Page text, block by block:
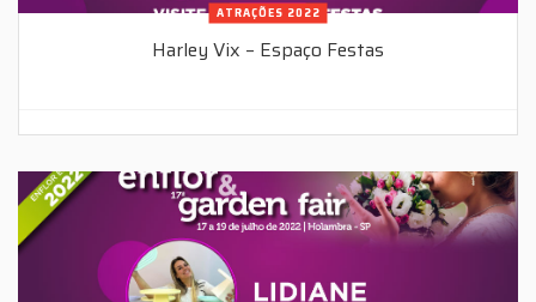
ATRAÇÕES 2022
Harley Vix – Espaço Festas